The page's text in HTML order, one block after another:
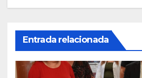
Entrada relacionada